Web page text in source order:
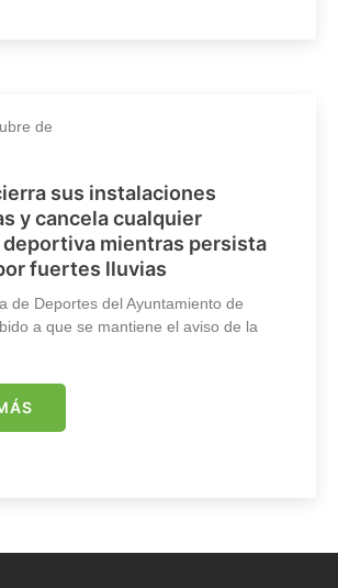
de
sus instalaciones
y cancela cualquier
mientras persista
fuertes lluvias
de Deportes del Ayuntamiento de
a que se mantiene el aviso de la